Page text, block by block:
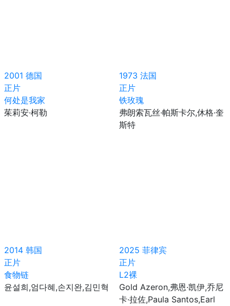
2001 德国
正片
何处是我家
茱莉安·柯勒
1973 法国
正片
铁玫瑰
弗朗索瓦丝·帕斯卡尔,休格·奎
斯特
2014 韩国
正片
食物链
윤설희,엄다혜,손지완,김민혁
2025 菲律宾
正片
L2裸
Gold Azeron,弗恩·凯伊,乔尼
卡·拉佐,Paula Santos,Earl